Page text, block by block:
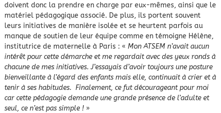
doivent donc la prendre en charge par eux-mêmes, ainsi que le
matériel pédagogique associé. De plus, ils portent souvent
leurs initiatives de manière isolée et se heurtent parfois au
manque de soutien de leur équipe comme en témoigne Hélène,
institutrice de maternelle à Paris : « Mon ATSEM n’avait aucun
intérêt pour cette démarche et me regardait avec des yeux ronds à
chacune de mes initiatives. J’essayais d’avoir toujours une posture
bienveillante à l’égard des enfants mais elle, continuait à crier et à
tenir à ses habitudes. Finalement, ce fut décourageant pour moi
car cette pédagogie demande une grande présence de l’adulte et
seul, ce n’est pas simple !»